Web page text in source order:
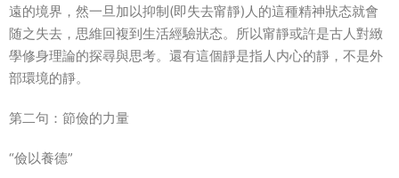
遠的境界，然一旦加以抑制(即失去甯靜)人的這種精神狀态就會
随之失去，思維回複到生活經驗狀态。所以甯靜或許是古人對緻
學修身理論的探尋與思考。還有這個靜是指人内心的靜，不是外
部環境的靜。
第二句：節儉的力量
“儉以養德”